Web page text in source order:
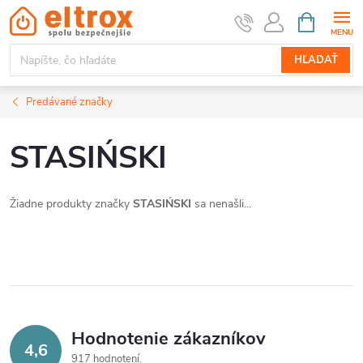
Prejsť
na
obsah
HĽADAŤ
KOŠÍK
Predávané značky
STASIŃSKI
Žiadne produkty značky STASIŃSKI sa nenašli...
4,6 Hodnotenie zákazníkov
917 hodnotení